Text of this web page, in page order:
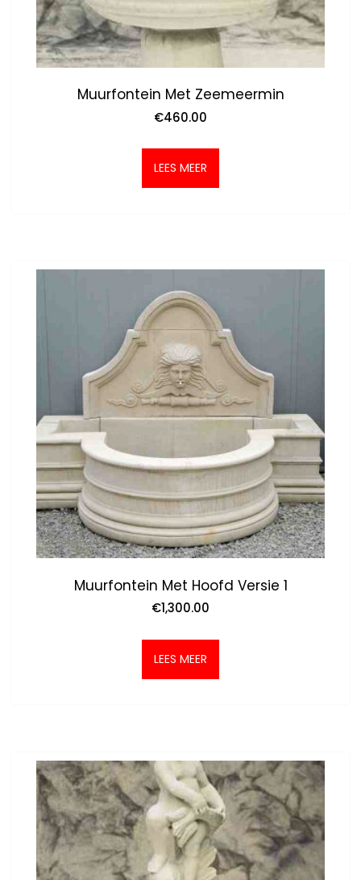
Muurfontein Met Zeemeermin
€460.00
LEES MEER
Muurfontein Met Hoofd Versie 1
€1,300.00
LEES MEER